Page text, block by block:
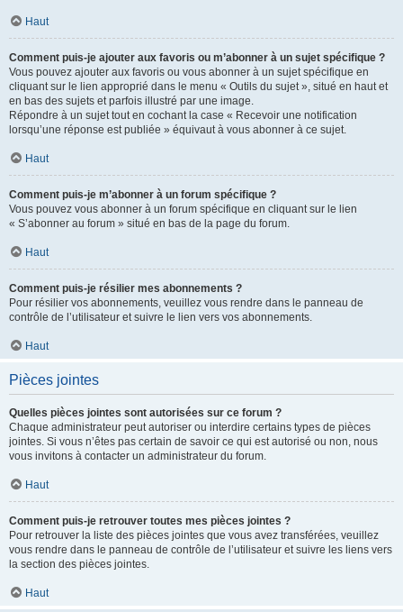
Haut
Comment puis-je ajouter aux favoris ou m’abonner à un sujet spécifique ?
Vous pouvez ajouter aux favoris ou vous abonner à un sujet spécifique en
cliquant sur le lien approprié dans le menu « Outils du sujet », situé en haut et
en bas des sujets et parfois illustré par une image.
Répondre à un sujet tout en cochant la case « Recevoir une notification
lorsqu’une réponse est publiée » équivaut à vous abonner à ce sujet.
Haut
Comment puis-je m’abonner à un forum spécifique ?
Vous pouvez vous abonner à un forum spécifique en cliquant sur le lien
« S’abonner au forum » situé en bas de la page du forum.
Haut
Comment puis-je résilier mes abonnements ?
Pour résilier vos abonnements, veuillez vous rendre dans le panneau de
contrôle de l’utilisateur et suivre le lien vers vos abonnements.
Haut
Pièces jointes
Quelles pièces jointes sont autorisées sur ce forum ?
Chaque administrateur peut autoriser ou interdire certains types de pièces
jointes. Si vous n’êtes pas certain de savoir ce qui est autorisé ou non, nous
vous invitons à contacter un administrateur du forum.
Haut
Comment puis-je retrouver toutes mes pièces jointes ?
Pour retrouver la liste des pièces jointes que vous avez transférées, veuillez
vous rendre dans le panneau de contrôle de l’utilisateur et suivre les liens vers
la section des pièces jointes.
Haut